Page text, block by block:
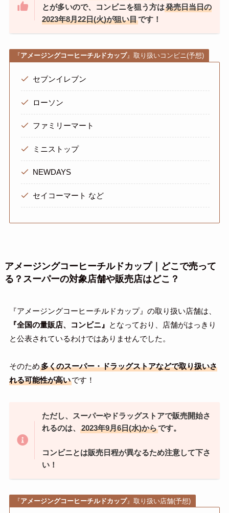
とが多いので、コンビニを狙う方は発売日当日の
2023年8月22日(火)が狙い目です！
『アメージングコーヒーチルドカップ』取り扱いコンビニ(予想)
セブンイレブン
ローソン
ファミリーマート
ミニストップ
NEWDAYS
セイコーマート など
アメージングコーヒーチルドカップ｜どこで売って
る？スーパーの対象店舗や販売店はどこ？
『アメージングコーヒーチルドカップ』の取り扱い店舗は、
『全国の量販店、コンビニ 』 となっており、店舗がはっきり
と公表されているわけではありませんでした。
そのため多くのスーパー・ドラッグストアなどで取り扱いさ
れる可能性が高いです！
ただし、スーパーやドラッグストアで販売開始さ
れるのは、
2023年9月6日(水)からです。
コンビニとは販売日程が異なるため注意して下さ
い！
『アメージングコーヒーチルドカップ』取り扱い店舗(予想)